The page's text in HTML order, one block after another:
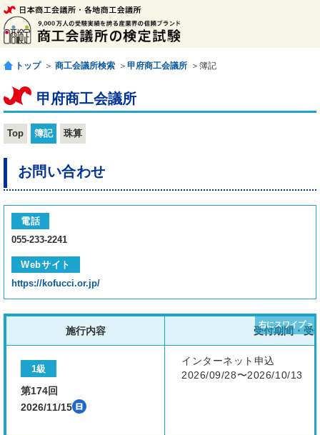
トップ ＞ 商工会議所検索 ＞ 甲府商工会議所 ＞簿記
甲府商工会議所
Top 簿記 珠算
お問い合わせ
電話
055-233-2241
Webサイト
https://kofucci.or.jp/
施行内容 受付期間・受
1級
第174回
2026/11/15
インターネット申込
2026/09/28〜2026/10/13